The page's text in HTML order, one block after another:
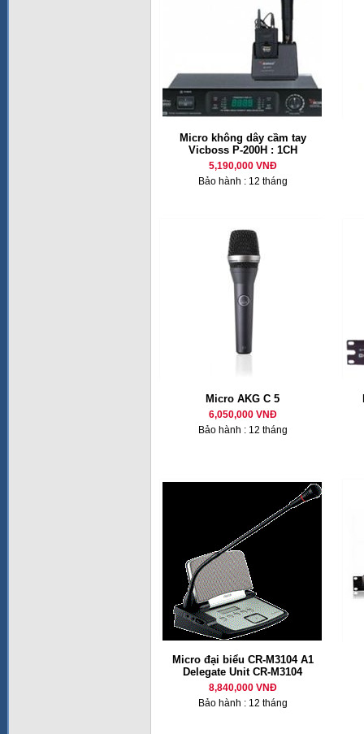
Micro không dây cầm tay
Vicboss P-200H : 1CH
5,190,000 VNĐ
Bảo hành : 12 tháng
Micro AKG C 5
6,050,000 VNĐ
Bảo hành : 12 tháng
Micro đại biểu CR-M3104 A1
Delegate Unit CR-M3104
8,840,000 VNĐ
Bảo hành : 12 tháng